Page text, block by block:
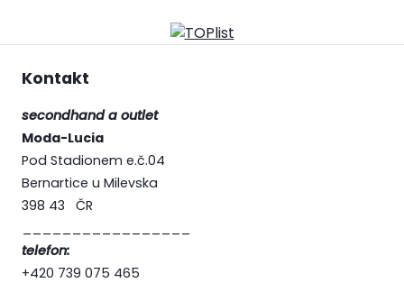
Kontakt
secondhand a outlet
Moda-Lucia
Pod Stadionem e.č.04
Bernartice u Milevska
398 43 ČR
telefon:
+420 739 075 465